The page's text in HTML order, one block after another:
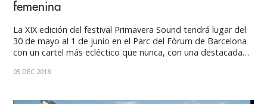
femenina
La XIX edición del festival Primavera Sound tendrá lugar del
30 de mayo al 1 de junio en el Parc del Fòrum de Barcelona
con un cartel más ecléctico que nunca, con una destacada
de Radio Primavera sound, la nueva
05 DEC 2018